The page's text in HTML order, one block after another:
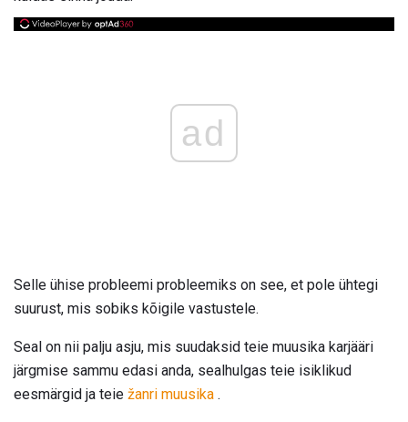
ad
Selle ühise probleemi probleemiks on see, et pole ühtegi
suurust, mis sobiks kõigile vastustele.
Seal on nii palju asju, mis suudaksid teie muusika karjääri
järgmise sammu edasi anda, sealhulgas teie isiklikud
eesmärgid ja teie žanri muusika .